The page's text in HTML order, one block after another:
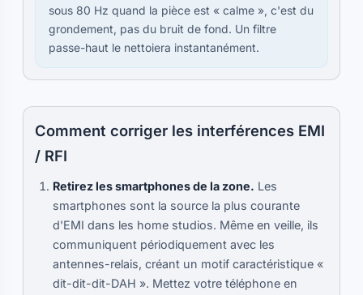
sous 80 Hz quand la pièce est « calme », c'est du
grondement, pas du bruit de fond. Un filtre
passe-haut le nettoiera instantanément.
Comment corriger les interférences EMI
/ RFI
Retirez les smartphones de la zone. Les
smartphones sont la source la plus courante
d'EMI dans les home studios. Même en veille, ils
communiquent périodiquement avec les
antennes-relais, créant un motif caractéristique «
dit-dit-dit-DAH ». Mettez votre téléphone en